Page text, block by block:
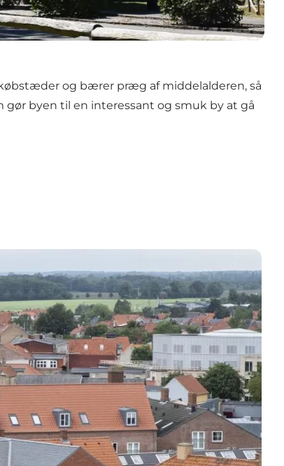
og bærer præg af middelalderen, så
gør byen til en interessant og smuk by at gå